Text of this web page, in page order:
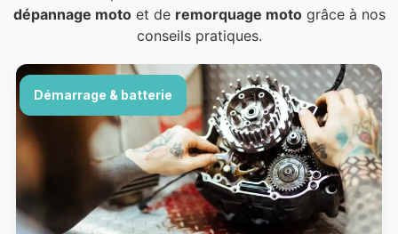
dépannage motoet de remorquage motogrâce à nos
conseils pratiques.
Démarrage & batterie